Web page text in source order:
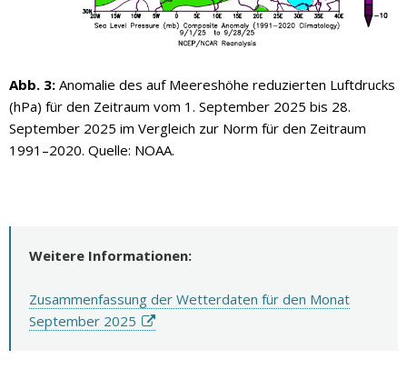
Abb. 3: Anomalie des auf Meereshöhe reduzierten Luftdrucks
(hPa) für den Zeitraum vom 1. September 2025 bis 28.
September 2025 im Vergleich zur Norm für den Zeitraum
1991–2020. Quelle: NOAA.
Weitere Informationen:
Zusammenfassung der Wetterdaten für den Monat
September 2025